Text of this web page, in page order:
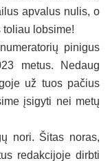
apvalus nulis, o
lobsime!
pinigus
metus. Nedaug
už tuos pačius
įsigyti nei metų
nori. Šitas noras,
redakcijoje dirbti